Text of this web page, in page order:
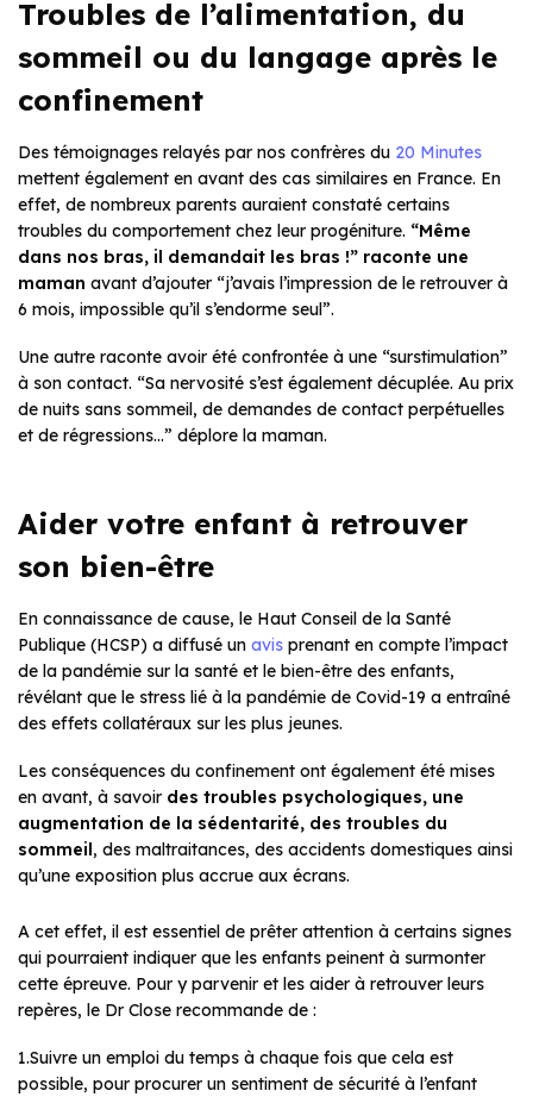
Troubles de l’alimentation, du
sommeil ou du langage après le
confinement
Des témoignages relayés par nos confrères du 20 Minutes
mettent également en avant des cas similaires en France. En
effet, de nombreux parents auraient constaté certains
troubles du comportement chez leur progéniture. “Même
dans nos bras, il demandait les bras !” raconte une
maman avant d’ajouter “j’avais l’impression de le retrouver à
6 mois, impossible qu’il s’endorme seul”.
Une autre raconte avoir été confrontée à une “surstimulation”
à son contact. “Sa nervosité s’est également décuplée. Au prix
de nuits sans sommeil, de demandes de contact perpétuelles
et de régressions…” déplore la maman.
Aider votre enfant à retrouver
son bien-être
En connaissance de cause, le Haut Conseil de la Santé
Publique (HCSP) a diffusé un avis prenant en compte l’impact
de la pandémie sur la santé et le bien-être des enfants,
révélant que le stress lié à la pandémie de Covid-19 a entraîné
des effets collatéraux sur les plus jeunes.
Les conséquences du confinement ont également été mises
en avant, à savoir des troubles psychologiques, une
augmentation de la sédentarité, des troubles du
sommeil, des maltraitances, des accidents domestiques ainsi
qu’une exposition plus accrue aux écrans.
A cet effet, il est essentiel de prêter attention à certains signes
qui pourraient indiquer que les enfants peinent à surmonter
cette épreuve. Pour y parvenir et les aider à retrouver leurs
repères, le Dr Close recommande de :
1.Suivre un emploi du temps à chaque fois que cela est
possible, pour procurer un sentiment de sécurité à l’enfant